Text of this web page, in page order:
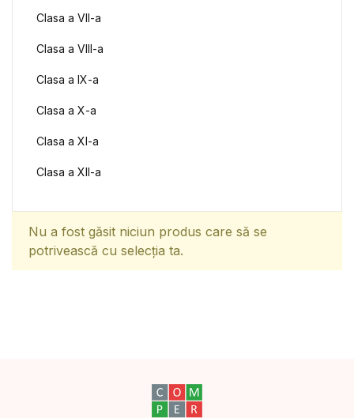
Nu a fost găsit niciun produs care să se
potrivească cu selecția ta.
Clasa a VII-a
Clasa a VIII-a
Clasa a IX-a
Clasa a X-a
Clasa a XI-a
Clasa a XII-a